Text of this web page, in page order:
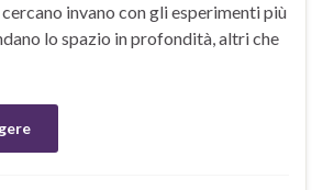
invano con gli esperimenti più
lo spazio in profondità, altri che